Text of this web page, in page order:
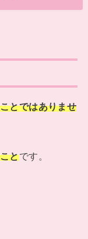
とではありませ
とです。